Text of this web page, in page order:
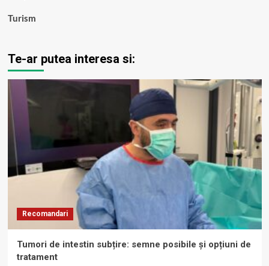
Turism
Te-ar putea interesa si:
Recomandari
Tumori de intestin subțire: semne posibile și opțiuni de
tratament